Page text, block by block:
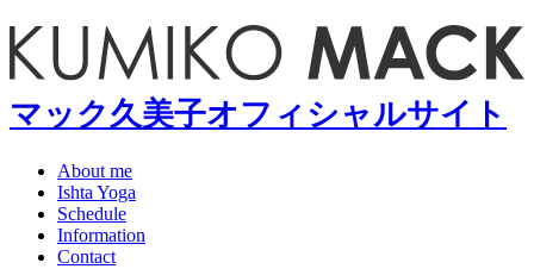
マック久美子オフィシャルサイト
About me
Ishta Yoga
Schedule
Information
Contact